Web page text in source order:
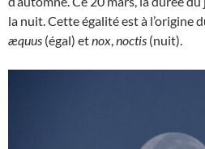
la nuit. Cette égalité est à l’origine
æquus (égal) etnox,noctis (nuit).